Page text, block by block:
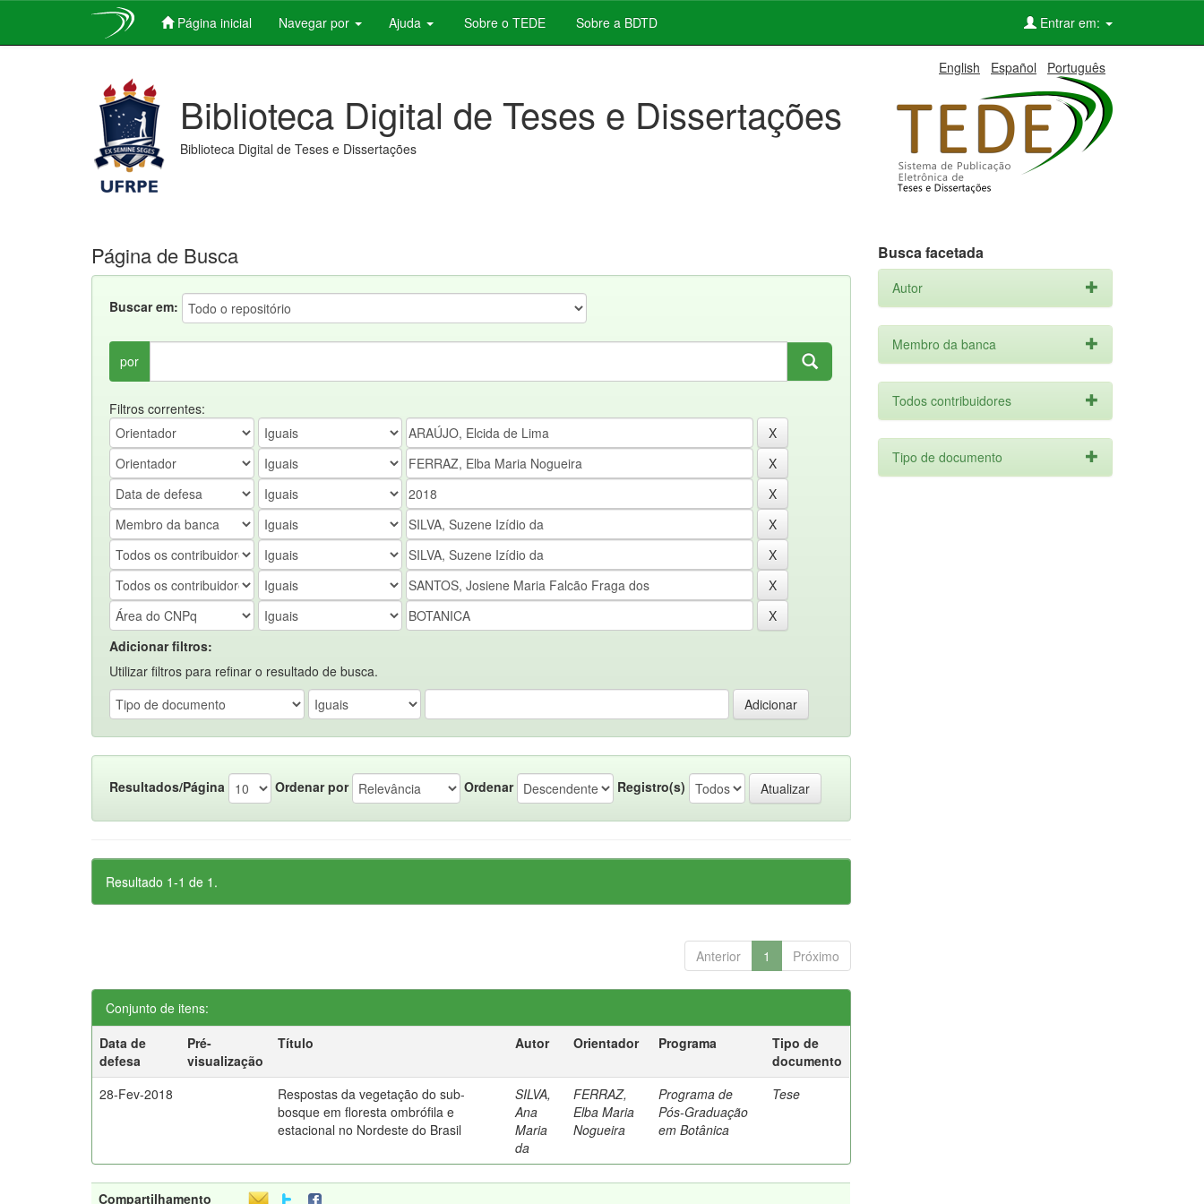
Página inicial Navegar por Ajuda Sobre o TEDE Sobre a BDTD Entrar em:
English Español Português
Biblioteca Digital de Teses e Dissertações
Biblioteca Digital de Teses e Dissertações
Página de Busca
Buscar em:
por
Filtros correntes:
Adicionar filtros:
Utilizar filtros para refinar o resultado de busca.
Resultados/Página Ordenar por Ordenar Registro(s)
Resultado 1-1 de 1.
Anterior 1 Próximo
Conjunto de itens:
Data de
defesa
Pré-
visualização
Título Autor Orientador Programa
Tipo de
documento
28-Fev-2018
Respostas da vegetação do sub-
bosque em floresta ombrófila e
estacional no Nordeste do Brasil
SILVA,
Ana
Maria
da
FERRAZ,
Elba Maria
Nogueira
Programa de
Pós-Graduação
em Botânica
Tese
Compartilhamento
Busca facetada
Autor
Membro da banca
Todos contribuidores
Tipo de documento